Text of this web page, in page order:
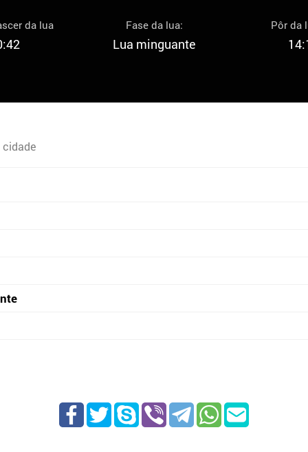
da lua Fase da lua:
Lua minguante
Pôr da
cidade